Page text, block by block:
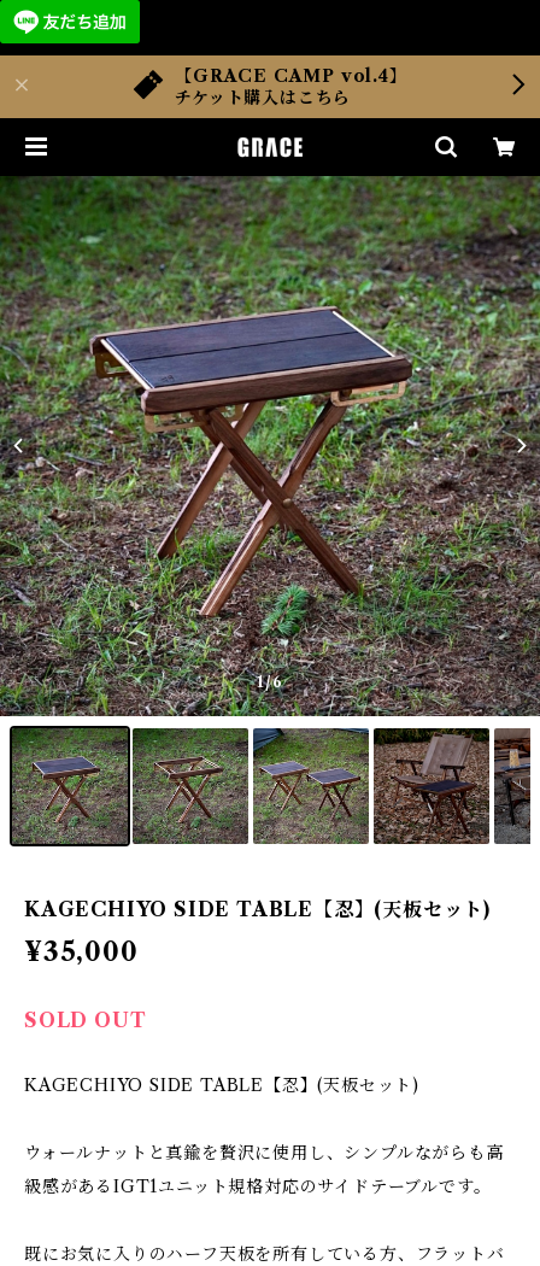
【GRACE CAMP vol.4】
チケット購入はこちら
1/6
KAGECHIYO SIDE TABLE【忍】(天板セット)
¥35,000
SOLD OUT
KAGECHIYO SIDE TABLE【忍】(天板セット)
ウォールナットと真鍮を贅沢に使用し、シンプルながらも高
級感があるIGT1ユニット規格対応のサイドテーブルです。
既にお気に入りのハーフ天板を所有している方、フラットバ